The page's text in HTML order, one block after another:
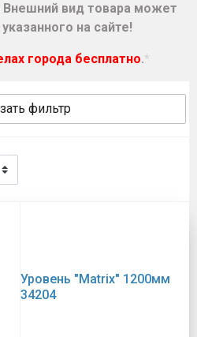
вид товара может
на сайте!
города бесплатно.*
фильтр
Уровень "Matrix" 1200мм
34204